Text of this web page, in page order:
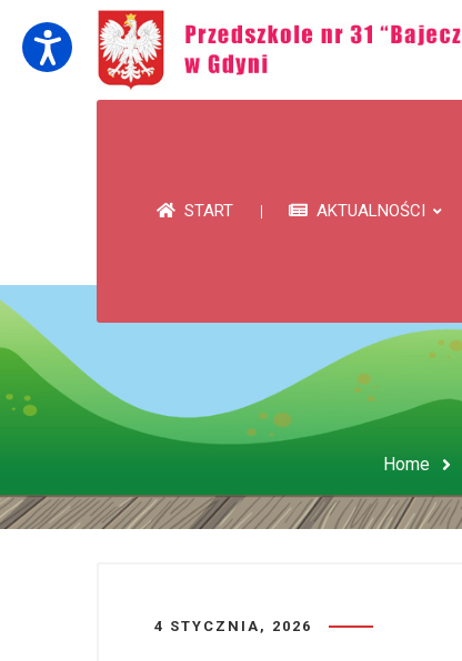
START AKTUALNOŚCI
Home
4 STYCZNIA, 2026